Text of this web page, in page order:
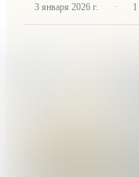
3 января 2026 г. · 1